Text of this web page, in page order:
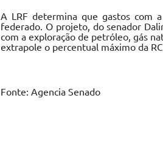
A LRF determina que gastos com
federado. O projeto, do senador
com a exploração de petróleo, gás
extrapole o percentual máximo da
Fonte: Agencia Senado